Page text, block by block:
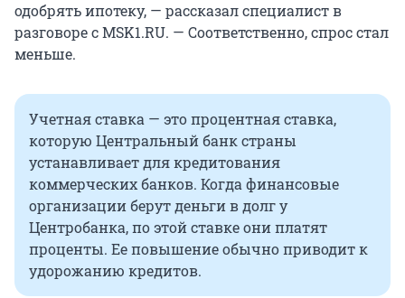
одобрять ипотеку, — рассказал специалист в
разговоре с MSK1.RU. — Соответственно, спрос стал
меньше.
Учетная ставка — это процентная ставка,
которую Центральный банк страны
устанавливает для кредитования
коммерческих банков. Когда финансовые
организации берут деньги в долг у
Центробанка, по этой ставке они платят
проценты. Ее повышение обычно приводит к
удорожанию кредитов.